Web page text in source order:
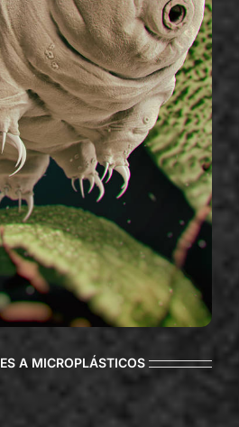
A MICROPLÁSTICOS